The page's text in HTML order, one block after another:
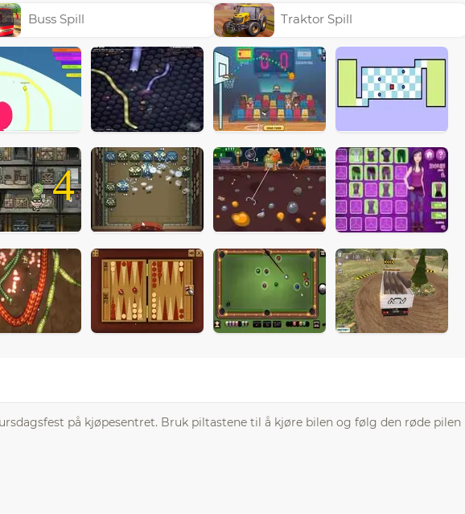
Buss Spill Traktor Spill
4
på kjøpesentret. Bruk piltastene til å kjøre bilen og følg den røde pilen